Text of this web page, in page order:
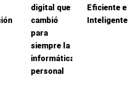
digital que
cambió
para
siempre la
informática
personal
Eficiente e
Inteligente